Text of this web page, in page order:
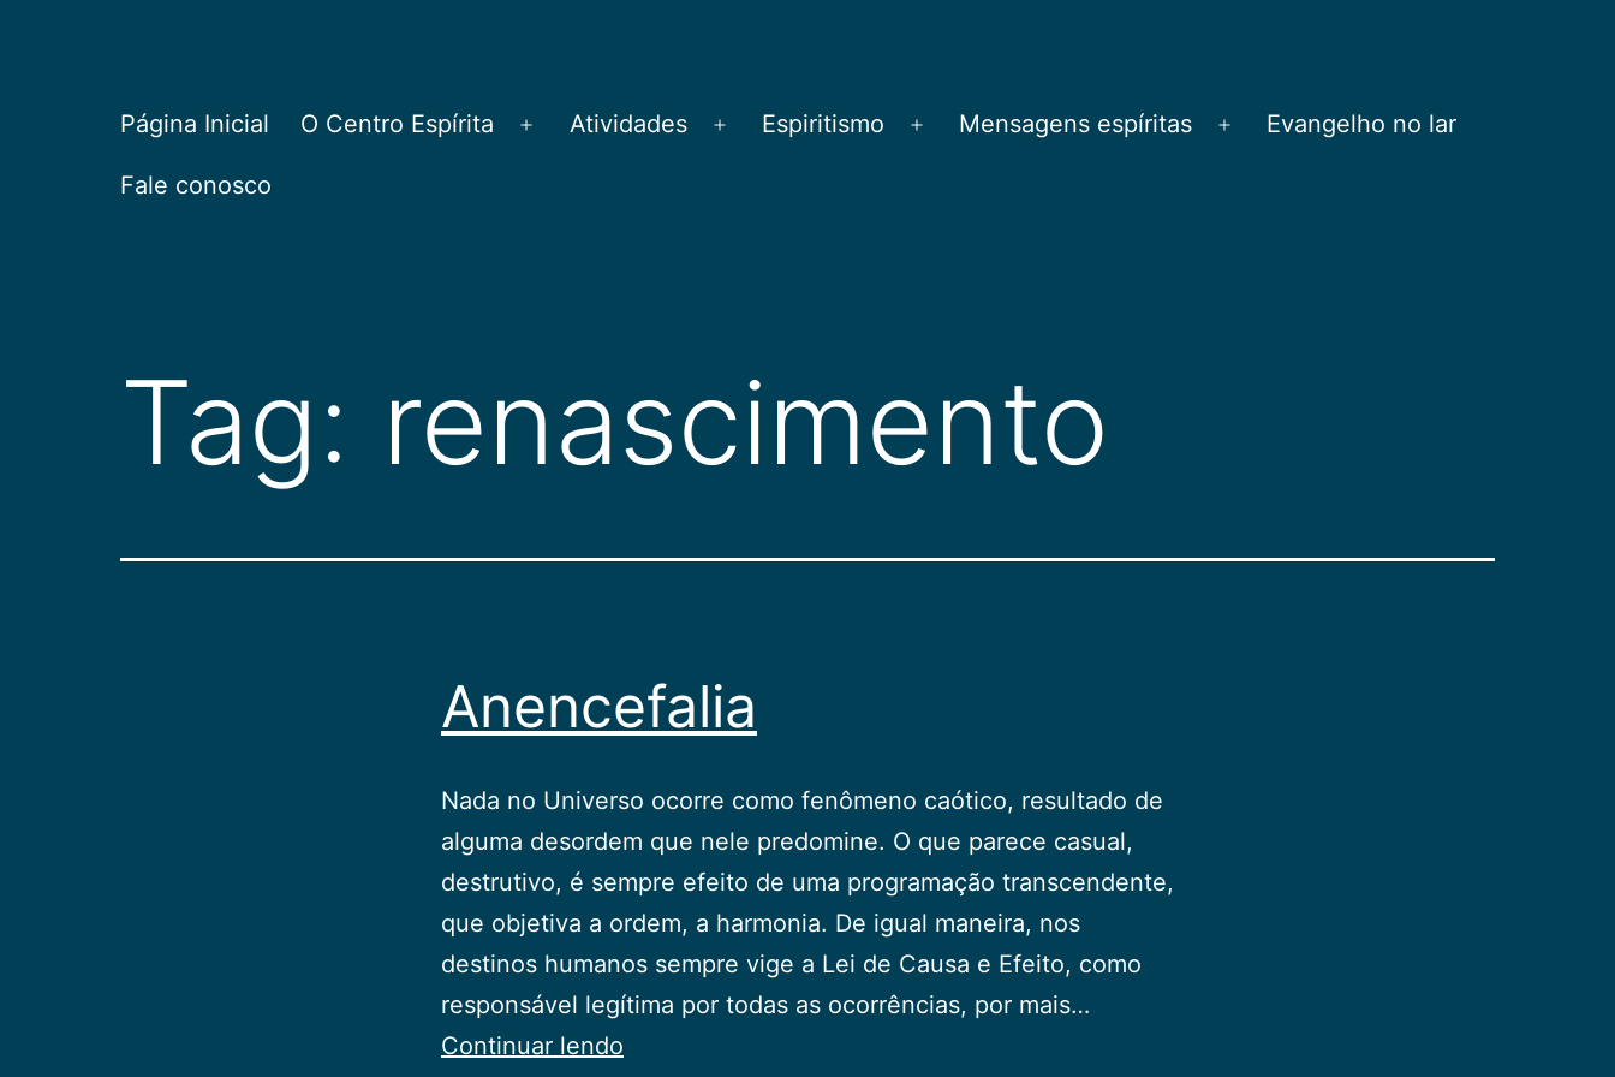
CEPAC
Página Inicial O Centro Espírita
Abrir
Atividades
Abrir
Espiritismo
Abrir
Mensagens espíritas
Abrir
Evangelho no lar
Fale conosco
Tag: renascimento
Anencefalia
Nada no Universo ocorre como fenômeno caótico, resultado de
alguma desordem que nele predomine. O que parece casual,
destrutivo, é sempre efeito de uma programação transcendente,
que objetiva a ordem, a harmonia. De igual maneira, nos
destinos humanos sempre vige a Lei de Causa e Efeito, como
responsável legítima por todas as ocorrências, por mais…
Continuar lendo